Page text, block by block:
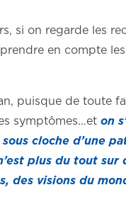
si on regarde les
en compte
puisque de toute
symptômes…et on
cloche d’une
plus du tout
visions du